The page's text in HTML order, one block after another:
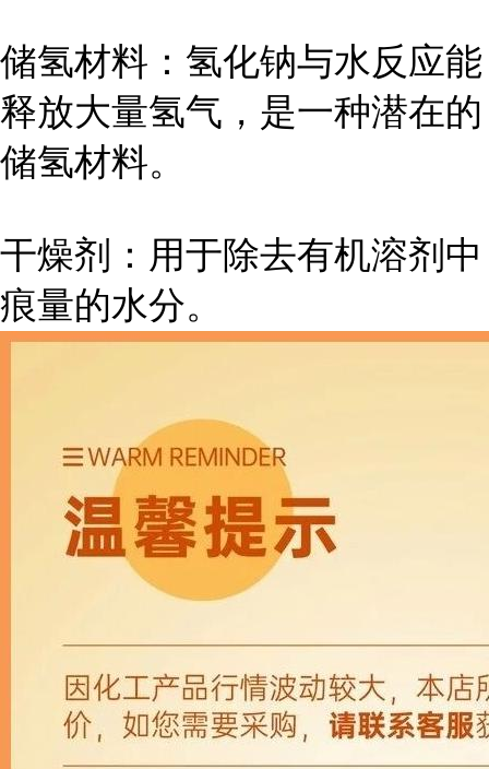
储氢材料：氢化钠与水反应能
释放大量氢气，是一种潜在的
储氢材料。
干燥剂：用于除去有机溶剂中
痕量的水分。